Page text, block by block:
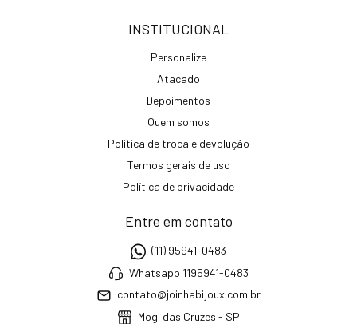
INSTITUCIONAL
Personalize
Atacado
Depoimentos
Quem somos
Política de troca e devolução
Termos gerais de uso
Política de privacidade
Entre em contato
(11) 95941-0483
Whatsapp 1195941-0483
contato@joinhabijoux.com.br
Mogi das Cruzes - SP